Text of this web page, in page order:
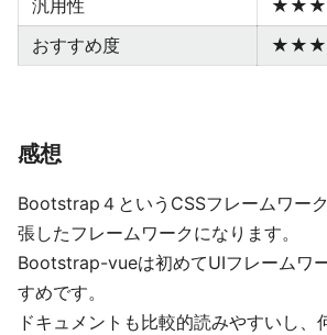
汎用性
おすすめ度
感想
Bootstrap４というCSSフレームワー
張したフレームワークになります。
Bootstrap-vueは初めてUIフレームワ
すめです。
ドキュメントも比較的読みやすいし